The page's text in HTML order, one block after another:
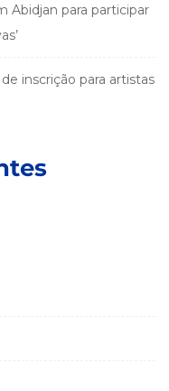
Abidjan para participar
inscrição para artistas